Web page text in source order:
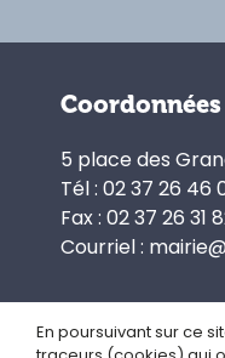
Coordonnées
5 place des
Tél : 02 37 26 46
Fax : 02 37 26 31
Courriel :
En poursuivant sur ce